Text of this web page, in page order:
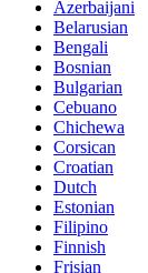
Azerbaijani
Belarusian
Bengali
Bosnian
Bulgarian
Cebuano
Chichewa
Corsican
Croatian
Dutch
Estonian
Filipino
Finnish
Frisian